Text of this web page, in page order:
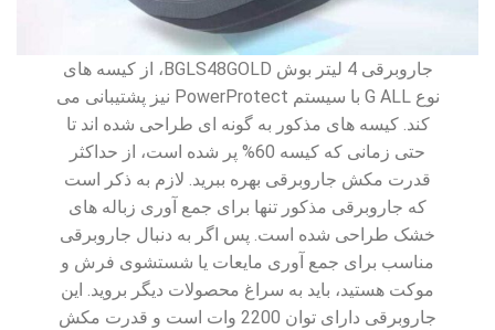
جاروبرقی 4 لیتر بوش BGLS48GOLD، از کیسه های
نوع G ALL با سیستم PowerProtect نیز پشتیبانی می
کند. کیسه های مذکور به گونه ای طراحی شده اند تا
حتی زمانی که کیسه 60% پر شده است، از حداکثر
قدرت مکش جاروبرقی بهره ببرید. لازم به ذکر است
که جاروبرقی مذکور تنها برای جمع آوری زباله های
خشک طراحی شده است. پس اگر به دنبال جاروبرقی
مناسب برای جمع آوری مایعات یا شستشوی فرش و
موکت هستید، باید به سراغ محصولات دیگر بروید. این
جاروبرقی دارای توان 2200 وات است و قدرت مکش